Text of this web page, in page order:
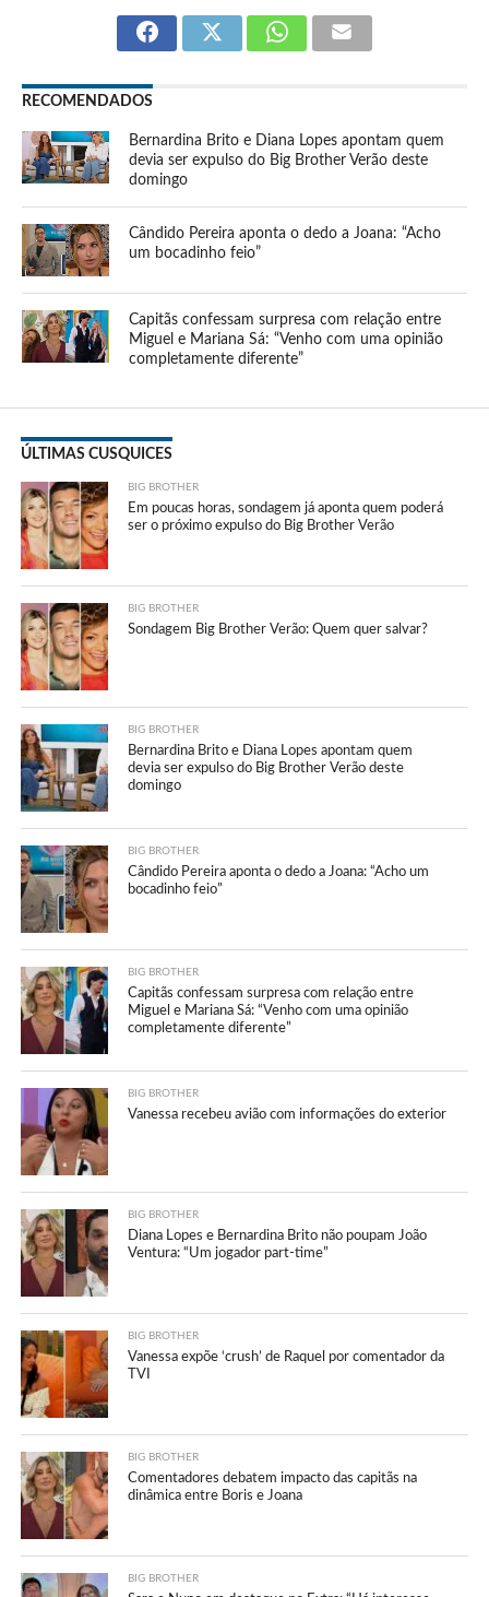
RECOMENDADOS
Bernardina Brito e Diana Lopes apontam quem
devia ser expulso do Big Brother Verão deste
domingo
Cândido Pereira aponta o dedo a Joana: “Acho
um bocadinho feio”
Capitãs confessam surpresa com relação entre
Miguel e Mariana Sá: “Venho com uma opinião
completamente diferente”
ÚLTIMAS CUSQUICES
BIG BROTHER
Em poucas horas, sondagem já aponta quem poderá
ser o próximo expulso do Big Brother Verão
BIG BROTHER
Sondagem Big Brother Verão: Quem quer salvar?
BIG BROTHER
Bernardina Brito e Diana Lopes apontam quem
devia ser expulso do Big Brother Verão deste
domingo
BIG BROTHER
Cândido Pereira aponta o dedo a Joana: “Acho um
bocadinho feio”
BIG BROTHER
Capitãs confessam surpresa com relação entre
Miguel e Mariana Sá: “Venho com uma opinião
completamente diferente”
BIG BROTHER
Vanessa recebeu avião com informações do exterior
BIG BROTHER
Diana Lopes e Bernardina Brito não poupam João
Ventura: “Um jogador part-time”
BIG BROTHER
Vanessa expõe ‘crush’ de Raquel por comentador da
TVI
BIG BROTHER
Comentadores debatem impacto das capitãs na
dinâmica entre Boris e Joana
BIG BROTHER